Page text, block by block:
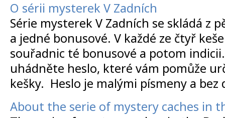
O sérii mysterek V Zadních
Série mysterek V Zadních se skládá z
a jedné bonusové. V každé ze čtyř
souřadnic té bonusové a potom indicii.
uhádněte heslo, které vám pomůže
kešky. Heslo je malými písmeny a
About the serie of mystery caches in